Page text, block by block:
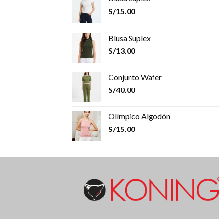
S/15.00
Blusa Suplex
S/13.00
Conjunto Wafer
S/40.00
Olímpico Algodón
S/15.00